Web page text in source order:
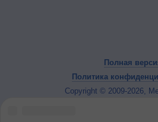
Полная
Политика
Copyright © 2009-2026,